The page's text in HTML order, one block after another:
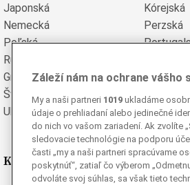
Japonská
Kórejská
Nemecká
Perzská
Poľská
Rumunská
Grécka
Švédska
Turecká
Ukrajinská
Kde nás nájdete
Záleží nám na ochrane vášho
My a naši partneri 1019 ukladáme
údaje o prehliadaní alebo jedinečné
do nich vo vašom zariadení. Ak zvolíte
sledovacie technológie na podporu
časti „my a naši partneri spracúvame
poskytnúť“, zatiaľ čo výberom
odvoláte svoj súhlas, sa však tieto